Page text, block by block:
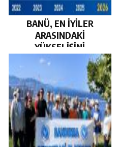
BANÜ, EN İYİLER
ARASINDAKİ
YÜKSELİŞİNİ
SÜRDÜRDÜ…